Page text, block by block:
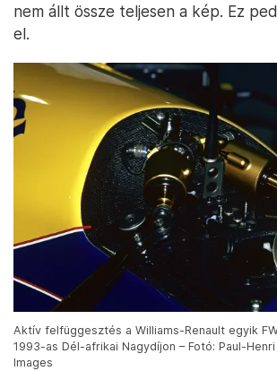
nem állt össze teljesen a kép. Ez
el.
Aktív felfüggesztés a Williams-Renault egyik
1993-as Dél-afrikai Nagydíjon – Fotó: Paul-
Images